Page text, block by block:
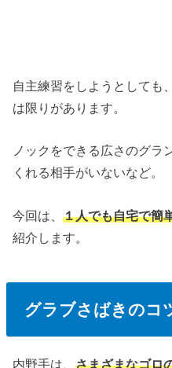
自主練習をしようとしても
は限りがあります。
ノックをできる広さのグラ
くれる相手がいないなど。
今回は、１人でも自宅で簡
紹介します。
グラブさばきのコ
内野手は、さまざまなゴロ